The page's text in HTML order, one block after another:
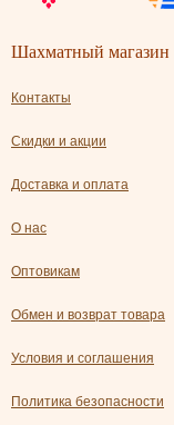
Шахматный магазин
Контакты
Скидки и акции
Доставка и оплата
О нас
Оптовикам
Обмен и возврат товара
Условия и соглашения
Политика безопасности